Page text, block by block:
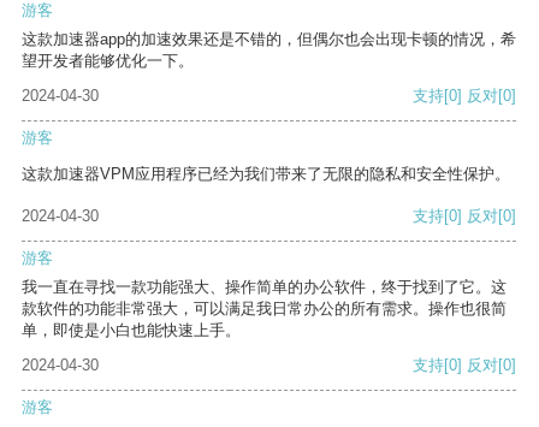
游客
这款加速器app的加速效果还是不错的，但偶尔也会出现卡顿的情况，希
望开发者能够优化一下。
2024-04-30
支持[0] 反对[0]
游客
这款加速器VPM应用程序已经为我们带来了无限的隐私和安全性保护。
2024-04-30 支持[0] 反对[0]
游客
我一直在寻找一款功能强大、操作简单的办公软件，终于找到了它。这
款软件的功能非常强大，可以满足我日常办公的所有需求。操作也很简
单，即使是小白也能快速上手。
2024-04-30
支持[0] 反对[0]
游客